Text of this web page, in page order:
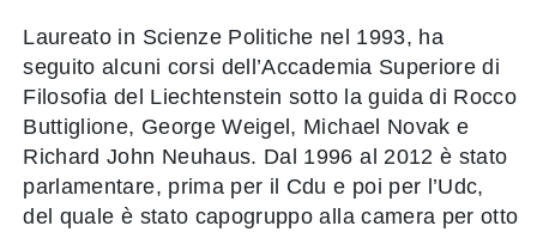
Laureato in Scienze Politiche nel 1993, ha
seguito alcuni corsi dell’Accademia Superiore di
Filosofia del Liechtenstein sotto la guida di Rocco
Buttiglione, George Weigel, Michael Novak e
Richard John Neuhaus. Dal 1996 al 2012 è stato
parlamentare, prima per il Cdu e poi per l’Udc,
del quale è stato capogruppo alla camera per otto